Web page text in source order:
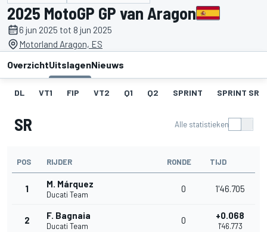
2025 MotoGP GP van Aragon
6 jun 2025 tot 8 jun 2025
Motorland Aragon, ES
OverzichtUitslagenNieuws
DL VT1 FIP VT2 Q1 Q2 SPRINT SPRINT SR
SR Alle statistieken
POS RIJDER RONDE TIJD
1 M. Márquez
Ducati Team
0 1'46.705
2 F. Bagnaia
Ducati Team
0 +0.068
1'46.773